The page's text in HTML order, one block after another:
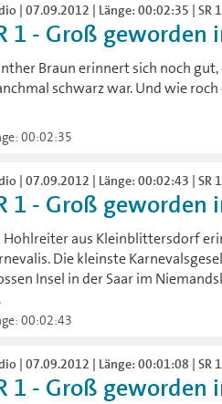
| 07.09.2012 | Länge: 00:02:35 | SR
1 - Groß geworden
Braun erinnert sich noch
schwarz war. Und wie
00:02:35
| 07.09.2012 | Länge: 00:02:43 |
1 - Groß geworden
Hohlreiter aus Kleinblittersdorf
Die kleinste
Insel in der Saar im
00:02:43
| 07.09.2012 | Länge: 00:01:08 | SR
1 - Groß geworden